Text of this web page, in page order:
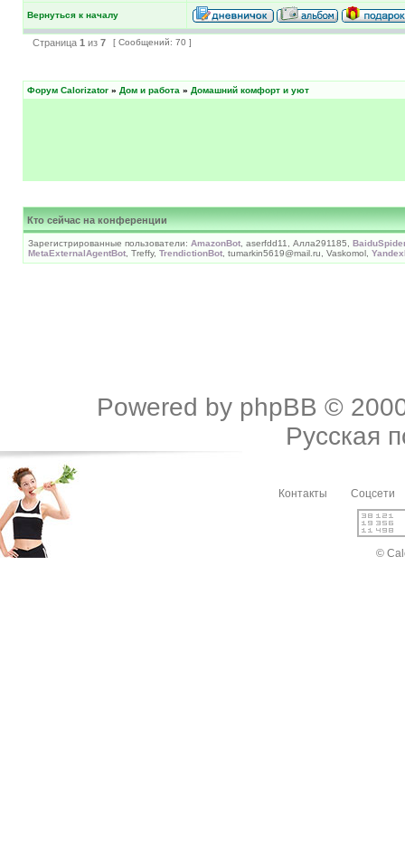
Вернуться к началу
Страница 1 из 7 [ Сообщений: 70 ]
Форум Calorizator » Дом и работа » Домашний комфорт и уют
Кто сейчас на конференции
Зарегистрированные пользователи: AmazonBot , aserfdd11, Алла291185,
MetaExternalAgentBot , Treffy, TrendictionBot , tumarkin5619@mail.ru, Vaskomol,
Powered by phpBB ©
Русская
Контакты Соцсети
©